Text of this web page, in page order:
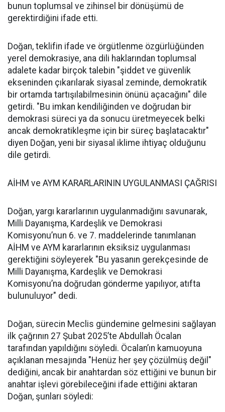
bunun toplumsal ve zihinsel bir dönüşümü de
gerektirdiğini ifade etti.
Doğan, teklifin ifade ve örgütlenme özgürlüğünden
yerel demokrasiye, ana dili haklarından toplumsal
adalete kadar birçok talebin "şiddet ve güvenlik
ekseninden çıkarılarak siyasal zeminde, demokratik
bir ortamda tartışılabilmesinin önünü açacağını" dile
getirdi. "Bu imkan kendiliğinden ve doğrudan bir
demokrasi süreci ya da sonucu üretmeyecek belki
ancak demokratikleşme için bir süreç başlatacaktır"
diyen Doğan, yeni bir siyasal iklime ihtiyaç olduğunu
dile getirdi.
AİHM ve AYM KARARLARININ UYGULANMASI ÇAĞRISI
Doğan, yargı kararlarının uygulanmadığını savunarak,
Milli Dayanışma, Kardeşlik ve Demokrasi
Komisyonu’nun 6. ve 7. maddelerinde tanımlanan
AİHM ve AYM kararlarının eksiksiz uygulanması
gerektiğini söyleyerek "Bu yasanın gerekçesinde de
Milli Dayanışma, Kardeşlik ve Demokrasi
Komisyonu’na doğrudan gönderme yapılıyor, atıfta
bulunuluyor" dedi.
Doğan, sürecin Meclis gündemine gelmesini sağlayan
ilk çağrının 27 Şubat 2025’te Abdullah Öcalan
tarafından yapıldığını söyledi. Öcalan’ın kamuoyuna
açıklanan mesajında "Henüz her şey çözülmüş değil"
dediğini, ancak bir anahtardan söz ettiğini ve bunun bir
anahtar işlevi görebileceğini ifade ettiğini aktaran
Doğan, şunları söyledi: